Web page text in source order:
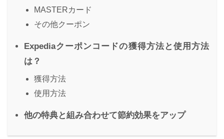
MASTERカード
その他クーポン
Expediaクーポンコードの獲得方法と使用方法
は？
獲得方法
使用方法
他の特典と組み合わせて節約効果をアップ